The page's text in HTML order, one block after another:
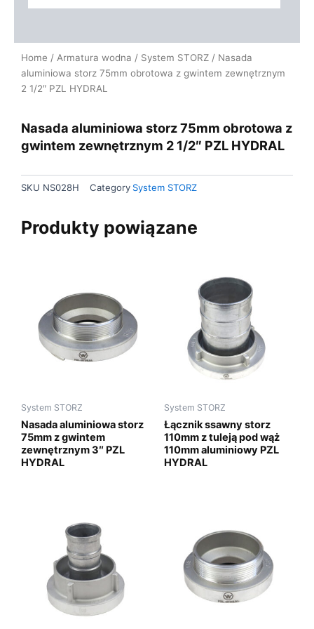
Home / Armatura wodna / System STORZ / Nasada
aluminiowa storz 75mm obrotowa z gwintem zewnętrznym
2 1/2″ PZL HYDRAL
Nasada aluminiowa storz 75mm obrotowa z
gwintem zewnętrznym 2 1/2″ PZL HYDRAL
SKU NS028H Category System STORZ
Produkty powiązane
System STORZ
Nasada aluminiowa storz
75mm z gwintem
zewnętrznym 3″ PZL
HYDRAL
System STORZ
Łącznik ssawny storz
110mm z tuleją pod wąż
110mm aluminiowy PZL
HYDRAL